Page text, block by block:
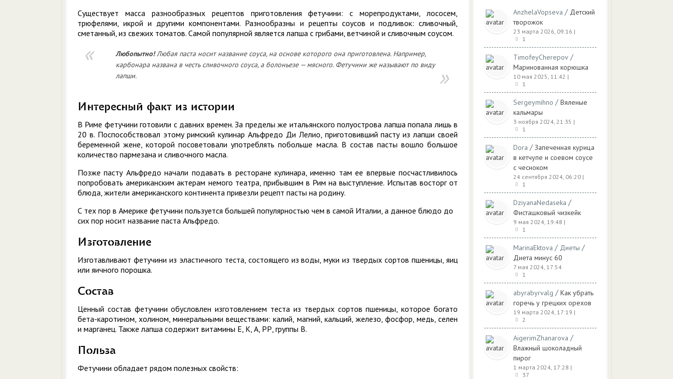
Существует масса разнообразных рецептов приготовления фетучини: с морепродуктами, лососем,
трюфелями, икрой и другими компонентами. Разнообразны и рецепты соусов и подливок: сливочный,
сметанный, из свежих томатов. Самой популярной является лапша с грибами, ветчиной и сливочным соусом.
Любопытно!Любая паста носит название соуса, на основе которого она приготовлена. Например,
карбонара названа в честь сливочного соуса, а болоньезе — мясного. Фетучини же называют по виду
лапши.
Интересный факт из истории
В Риме фетучини готовили с давних времен. За пределы же итальянского полуострова лапша попала лишь в
20 в. Поспособствовал этому римский кулинар Альфредо Ди Лелио, приготовивший пасту из лапши своей
беременной жене, которой посоветовали употреблять побольше масла. В состав пасты вошло большое
количество пармезана и сливочного масла.
Позже пасту Альфредо начали подавать в ресторане кулинара, именно там ее впервые посчастливилось
попробовать американским актерам немого театра, прибывшим в Рим на выступление. Испытав восторг от
блюда, жители американского континента привезли рецепт пасты на родину.
С тех пор в Америке фетучини пользуется большей популярностью чем в самой Италии, а данное блюдо до
сих пор носит название паста Альфредо.
Изготовление
Изготавливают фетучини из эластичного теста, состоящего из воды, муки из твердых сортов пшеницы, яиц
или яичного порошка.
Состав
Ценный состав фетучини обусловлен изготовлением теста из твердых сортов пшеницы, которое богато
бета-каротином, холином, минеральными веществами: калий, магний, кальций, железо, фосфор, медь, селен
и марганец. Также лапша содержит витамины Е, К, А, РР, группы В.
Польза
Фетучини обладает рядом полезных свойств:
AnzhelaVopseva / Детский
творожок
23 марта 2026, 09:16 |
1
TimofeyCherepov /
Маринованная корюшка
10 мая 2025, 11:42 |
1
Sergeymihno / Вяленые
кальмары
3 ноября 2024, 21:35 |
1
Dora / Запеченная курица
в кетчупе и соевом соусе
с чесноком
24 сентября 2024, 06:20 |
1
DziyanaNedaseka /
Фисташковый чизкейк
9 мая 2024, 19:48 |
1
MarinaEktova / Диеты /
Диета минус 60
7 мая 2024, 17:54
1
abyrabyrvalg / Как убрать
горечь у грецких орехов
19 марта 2024, 17:19 |
2
AigerimZhanarova /
Влажный шоколадный
пирог
1 марта 2024, 17:28 |
37